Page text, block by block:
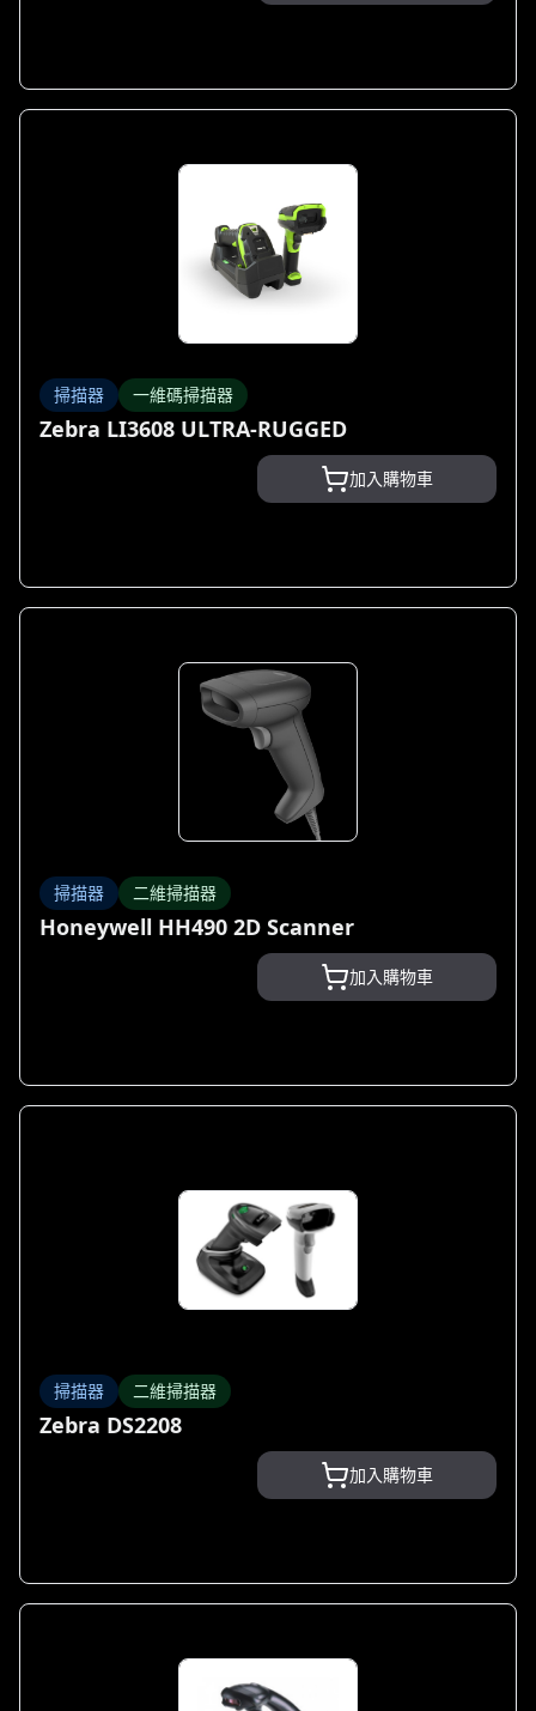
掃描器 一維碼掃描器
Zebra LI3608 ULTRA-RUGGED
加入購物車
掃描器 二維掃描器
Honeywell HH490 2D Scanner
加入購物車
掃描器 二維掃描器
Zebra DS2208
加入購物車